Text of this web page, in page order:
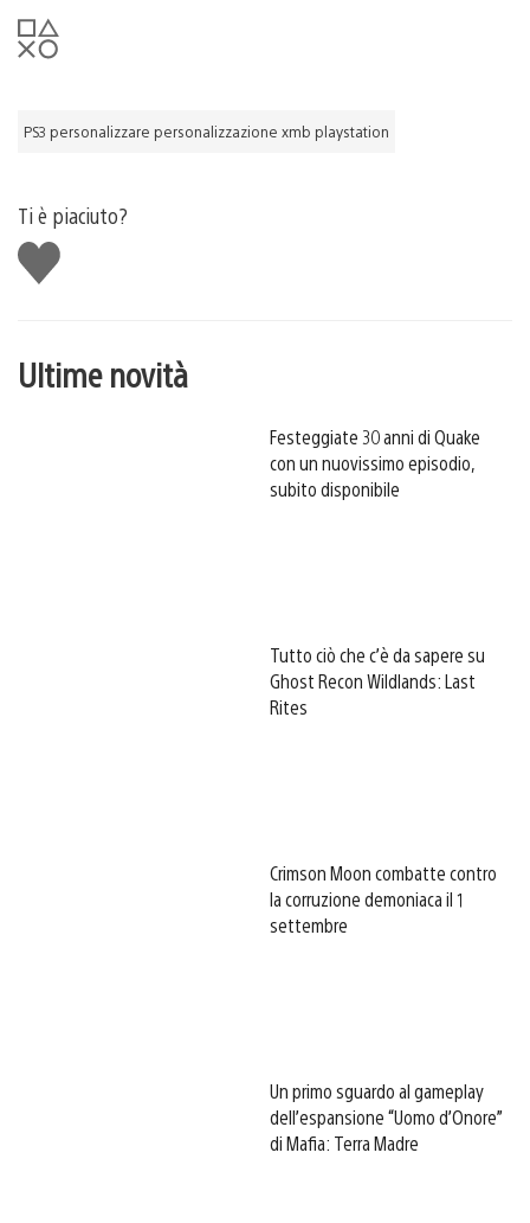
PS3 personalizzare personalizzazione xmb playstation
Ti è piaciuto?
Mi
piace
Ultime novità
Festeggiate 30 anni di Quake
con un nuovissimo episodio,
subito disponibile
Tutto ciò che c’è da sapere su
Ghost Recon Wildlands: Last
Rites
Crimson Moon combatte contro
la corruzione demoniaca il 1
settembre
Un primo sguardo al gameplay
dell’espansione “Uomo d’Onore”
di Mafia: Terra Madre